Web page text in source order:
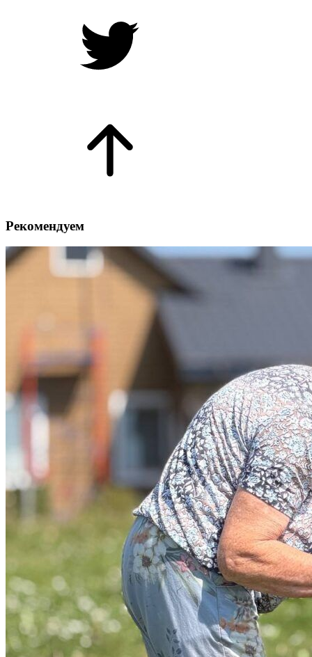
Рекомендуем